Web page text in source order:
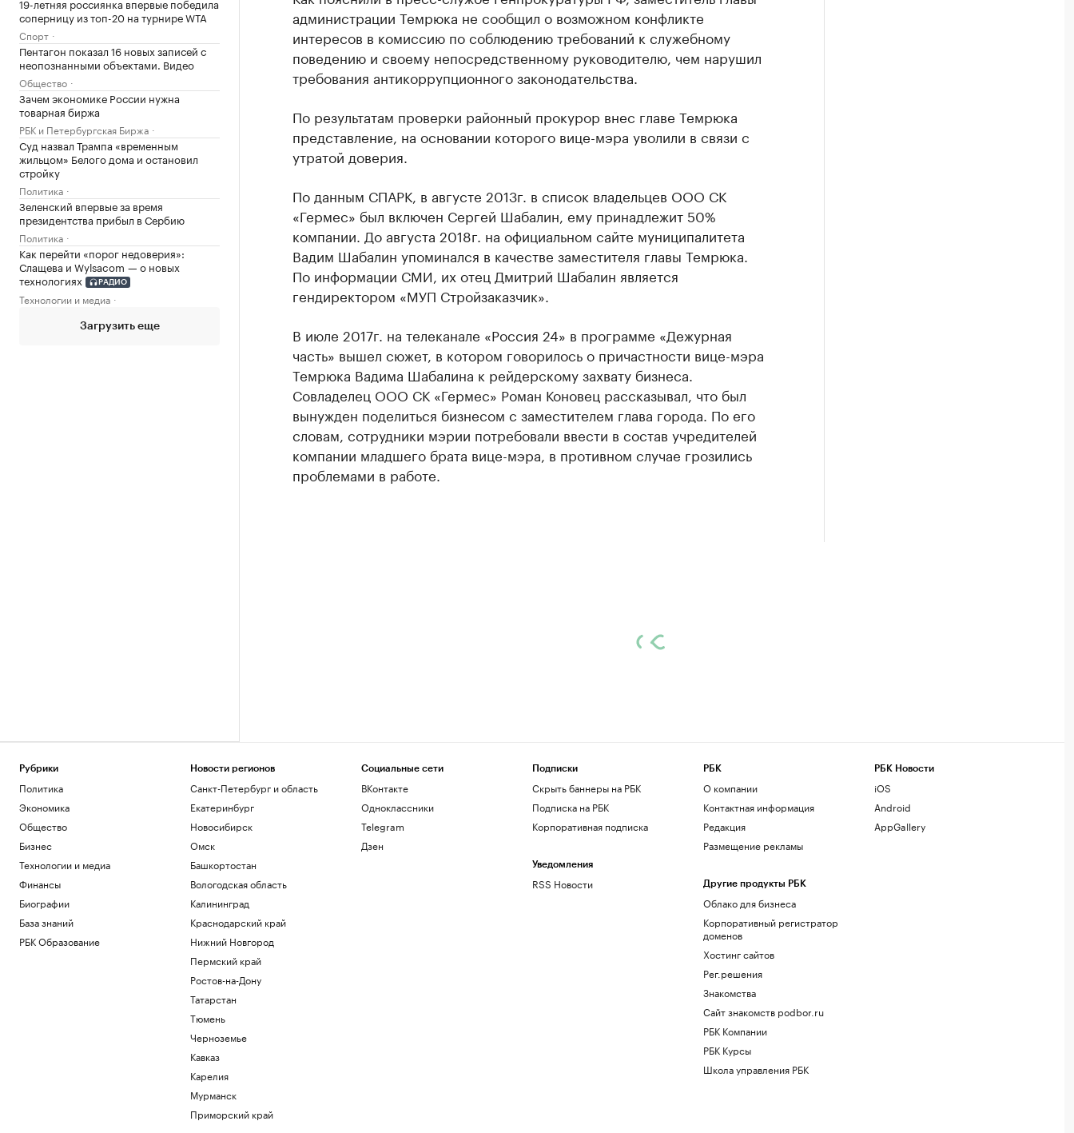
соперницу из топ-20 на турнире WTA
Спорт
Пентагон показал 16 новых записей с
неопознанными объектами. Видео
Общество
Зачем экономике России нужна
товарная биржа
РБК и Петербургская Биржа
Суд назвал Трампа «временным
жильцом» Белого дома и остановил
стройку
Политика
Зеленский впервые за время
президентства прибыл в Сербию
Политика
Как перейти «порог недоверия»:
Слащева и Wylsacom — о новых
технологиях
РАДИО
Технологии и медиа
Загрузить еще
администрации Темрюка не сообщил о возможном конфликте
интересов в комиссию по соблюдению требований к служебному
поведению и своему непосредственному руководителю, чем нарушил
требования антикоррупционного законодательства.
По результатам проверки районный прокурор внес главе Темрюка
представление, на основании которого вице-мэра уволили в связи с
утратой доверия.
По данным СПАРК, в августе 2013г. в список владельцев ООО СК
«Гермес» был включен Сергей Шабалин, ему принадлежит 50%
компании. До августа 2018г. на официальном сайте муниципалитета
Вадим Шабалин упоминался в качестве заместителя главы Темрюка.
По информации СМИ, их отец Дмитрий Шабалин является
гендиректором «МУП Стройзаказчик».
В июле 2017г. на телеканале «Россия 24» в программе «Дежурная
часть» вышел сюжет, в котором говорилось о причастности вице-мэра
Темрюка Вадима Шабалина к рейдерскому захвату бизнеса.
Совладелец ООО СК «Гермес» Роман Коновец рассказывал, что был
вынужден поделиться бизнесом с заместителем глава города. По его
словам, сотрудники мэрии потребовали ввести в состав учредителей
компании младшего брата вице-мэра, в противном случае грозились
проблемами в работе.
Рубрики
Политика
Экономика
Общество
Бизнес
Технологии и медиа
Финансы
Биографии
База знаний
РБК Образование
Новости регионов
Санкт-Петербург и область
Екатеринбург
Новосибирск
Омск
Башкортостан
Вологодская область
Калининград
Краснодарский край
Нижний Новгород
Пермский край
Ростов-на-Дону
Татарстан
Тюмень
Черноземье
Кавказ
Карелия
Мурманск
Приморский край
Социальные сети
ВКонтакте
Одноклассники
Telegram
Дзен
Подписки
Скрыть баннеры на РБК
Подписка на РБК
Корпоративная подписка
Уведомления
RSS Новости
РБК
О компании
Контактная информация
Редакция
Размещение рекламы
Другие продукты РБК
Облако для бизнеса
Корпоративный регистратор
доменов
Хостинг сайтов
Рег.решения
Знакомства
Сайт знакомств podbor.ru
РБК Компании
РБК Курсы
Школа управления РБК
РБК Новости
iOS
Android
AppGallery